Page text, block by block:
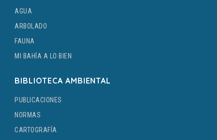
AGUA
ARBOLADO
FAUNA
MI BAHÍA A LO BIEN
BIBLIOTECA AMBIENTAL
PUBLICACIONES
NORMAS
CARTOGRAFÍA